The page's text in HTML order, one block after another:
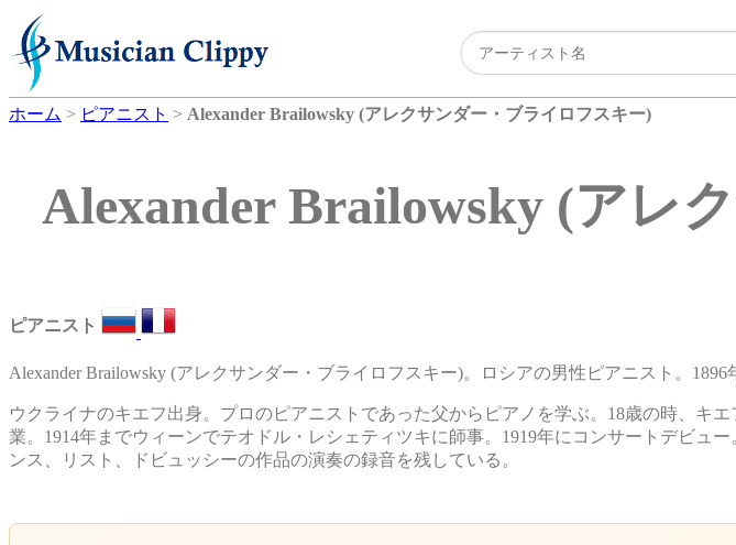
ホーム > ピアニスト > Alexander Brailowsky (アレクサンダー・ブライロフスキー)
Alexander Brailowsky (アレ
ピアニスト
Alexander Brailowsky (アレクサンダー・ブライロフスキー)。ロシアの男性ピアニスト。1896
ウクライナのキエフ出身。プロのピアニストであった父からピアノを学ぶ。18歳の時、キ
業。1914年までウィーンでテオドル・レシェティツキに師事。1919年にコンサートデビュ
ンス、リスト、ドビュッシーの作品の演奏の録音を残している。